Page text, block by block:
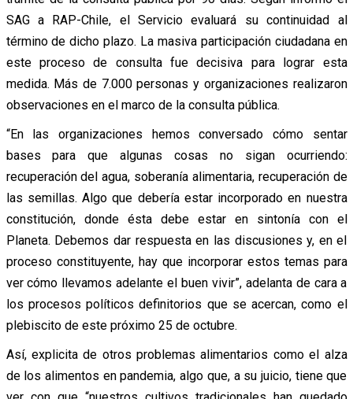
SAG a RAP-Chile, el Servicio evaluará su continuidad al
término de dicho plazo. La masiva participación ciudadana en
este proceso de consulta fue decisiva para lograr esta
medida. Más de 7.000 personas y organizaciones realizaron
observaciones en el marco de la consulta pública.
“En las organizaciones hemos conversado cómo sentar
bases para que algunas cosas no sigan ocurriendo:
recuperación del agua, soberanía alimentaria, recuperación de
las semillas. Algo que debería estar incorporado en nuestra
constitución, donde ésta debe estar en sintonía con el
Planeta. Debemos dar respuesta en las discusiones y, en el
proceso constituyente, hay que incorporar estos temas para
ver cómo llevamos adelante el buen vivir”, adelanta de cara a
los procesos políticos definitorios que se acercan, como el
plebiscito de este próximo 25 de octubre.
Así, explicita de otros problemas alimentarios como el alza
de los alimentos en pandemia, algo que, a su juicio, tiene que